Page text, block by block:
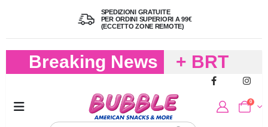
SPEDIZIONI GRATUITE
PER ORDINI SUPERIORI A 99€
(ECCETTO ZONE REMOTE)
Breaking News
+ BRT
FREDDO
PER
0